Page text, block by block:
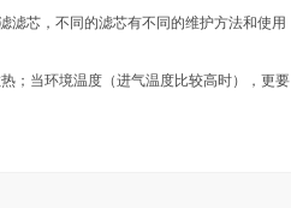
滤芯，不同的滤芯有不同的维护方法和使用
；当环境温度（进气温度比较高时），更要